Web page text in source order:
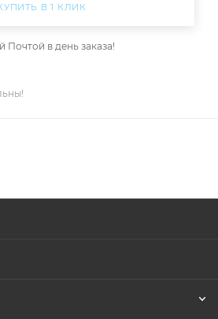
В 1 КЛИК
в день заказа!